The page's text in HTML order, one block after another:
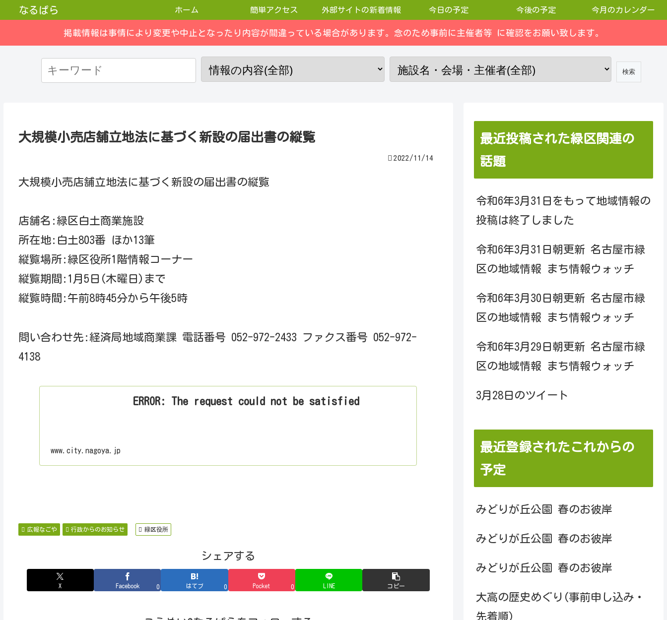
なるぱら ホーム 簡単アクセス 外部サイトの新着情報 今日の予定 今後の予定 今月のカレンダー
掲載情報は事情により変更や中止となったり内容が間違っている場合があります。念のため事前に主催者等 に確認をお願い致します。
大規模小売店舗立地法に基づく新設の届出書の縦覧
2022/11/14
大規模小売店舗立地法に基づく新設の届出書の縦覧
店舗名:緑区白土商業施設
所在地:白土803番 ほか13筆
縦覧場所:緑区役所1階情報コーナー
縦覧期間:1月5日(木曜日)まで
縦覧時間:午前8時45分から午後5時
問い合わせ先:経済局地域商業課 電話番号 052-972-2433 ファクス番号 052-972-
4138
ERROR: The request could not be satisfied
www.city.nagoya.jp
広報なごや 行政からのお知らせ 緑区役所
シェアする
X Facebook 0 はてブ 0 Pocket 0 LINE コピー
最近投稿された緑区関連の
話題
令和6年3月31日をもって地域情報の
投稿は終了しました
令和6年3月31日朝更新 名古屋市緑
区の地域情報 まち情報ウォッチ
令和6年3月30日朝更新 名古屋市緑
区の地域情報 まち情報ウォッチ
令和6年3月29日朝更新 名古屋市緑
区の地域情報 まち情報ウォッチ
3月28日のツイート
最近登録されたこれからの
予定
みどりが丘公園 春のお彼岸
みどりが丘公園 春のお彼岸
みどりが丘公園 春のお彼岸
大高の歴史めぐり(事前申し込み・
先着順)